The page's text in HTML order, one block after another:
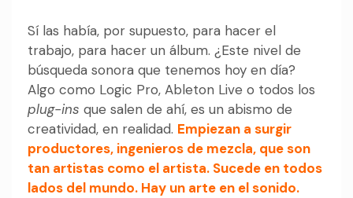
Sí las había, por supuesto, para hacer el
trabajo, para hacer un álbum. ¿Este nivel de
búsqueda sonora que tenemos hoy en día?
Algo como Logic Pro, Ableton Live o todos los
plug-ins que salen de ahí, es un abismo de
creatividad, en realidad. Empiezan a surgir
productores, ingenieros de mezcla, que son
tan artistas como el artista. Sucede en todos
lados del mundo. Hay un arte en el sonido.